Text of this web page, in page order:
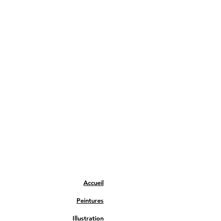
Accueil
Peintures
Illustration